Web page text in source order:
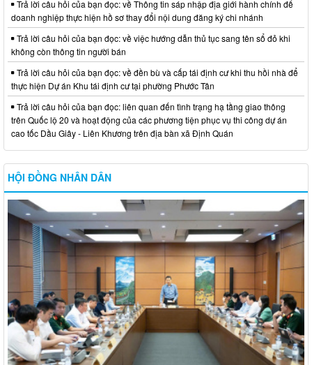
Trả lời câu hỏi của bạn đọc: về Thông tin sáp nhập địa giới hành chính để
doanh nghiệp thực hiện hồ sơ thay đổi nội dung đăng ký chi nhánh
Trả lời câu hỏi của bạn đọc: về việc hướng dẫn thủ tục sang tên sổ đỏ khi
không còn thông tin người bán
Trả lời câu hỏi của bạn đọc: về đền bù và cấp tái định cư khi thu hồi nhà để
thực hiện Dự án Khu tái định cư tại phường Phước Tân
Trả lời câu hỏi của bạn đọc: liên quan đến tình trạng hạ tầng giao thông
trên Quốc lộ 20 và hoạt động của các phương tiện phục vụ thi công dự án
cao tốc Dầu Giây - Liên Khương trên địa bàn xã Định Quán
HỘI ĐỒNG NHÂN DÂN